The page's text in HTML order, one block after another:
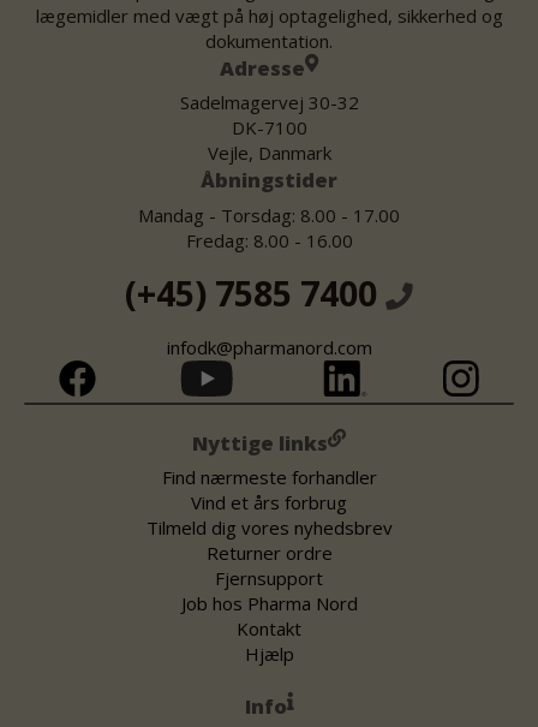
lægemidler med vægt på høj optagelighed, sikkerhed og
dokumentation.
Adresse
Sadelmagervej 30-32
DK-7100
Vejle, Danmark
Åbningstider
Mandag - Torsdag: 8.00 - 17.00
Fredag: 8.00 - 16.00
(+45) 7585 7400
infodk@pharmanord.com
Nyttige links
Find nærmeste forhandler
Vind et års forbrug
Tilmeld dig vores nyhedsbrev
Returner ordre
Fjernsupport
Job hos Pharma Nord
Kontakt
Hjælp
Info